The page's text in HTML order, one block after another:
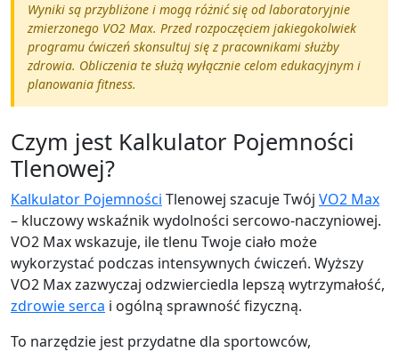
Wyniki są przybliżone i mogą różnić się od laboratoryjnie
zmierzonego VO2 Max. Przed rozpoczęciem jakiegokolwiek
programu ćwiczeń skonsultuj się z pracownikami służby
zdrowia. Obliczenia te służą wyłącznie celom edukacyjnym i
planowania fitness.
Czym jest Kalkulator Pojemności
Tlenowej?
Kalkulator Pojemności Tlenowej szacuje Twój VO2 Max
– kluczowy wskaźnik wydolności sercowo-naczyniowej.
VO2 Max wskazuje, ile tlenu Twoje ciało może
wykorzystać podczas intensywnych ćwiczeń. Wyższy
VO2 Max zazwyczaj odzwierciedla lepszą wytrzymałość,
zdrowie serca i ogólną sprawność fizyczną.
To narzędzie jest przydatne dla sportowców,